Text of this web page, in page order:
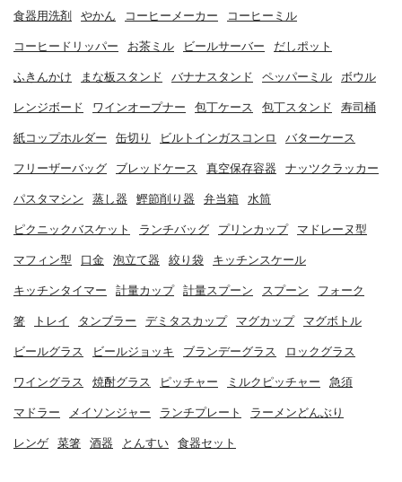
食器用洗剤 やかん コーヒーメーカー コーヒーミル
コーヒードリッパー お茶ミル ビールサーバー だしポット
ふきんかけ まな板スタンド バナナスタンド ペッパーミル ボウル
レンジボード ワインオープナー 包丁ケース 包丁スタンド 寿司桶
紙コップホルダー 缶切り ビルトインガスコンロ バターケース
フリーザーバッグ ブレッドケース 真空保存容器 ナッツクラッカー
パスタマシン 蒸し器 鰹節削り器 弁当箱 水筒
ピクニックバスケット ランチバッグ プリンカップ マドレーヌ型
マフィン型 口金 泡立て器 絞り袋 キッチンスケール
キッチンタイマー 計量カップ 計量スプーン スプーン フォーク
箸 トレイ タンブラー デミタスカップ マグカップ マグボトル
ビールグラス ビールジョッキ ブランデーグラス ロックグラス
ワイングラス 焼酎グラス ピッチャー ミルクピッチャー 急須
マドラー メイソンジャー ランチプレート ラーメンどんぶり
レンゲ 菜箸 酒器 とんすい 食器セット